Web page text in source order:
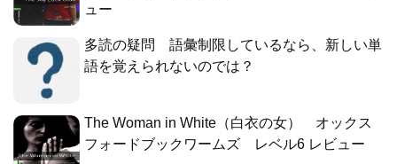
ュー
多読の疑問 語彙制限しているなら、新しい単
語を覚えられないのでは？
The Woman in White（白衣の女） オックス
フォードブックワームズ レベル6 レビュー